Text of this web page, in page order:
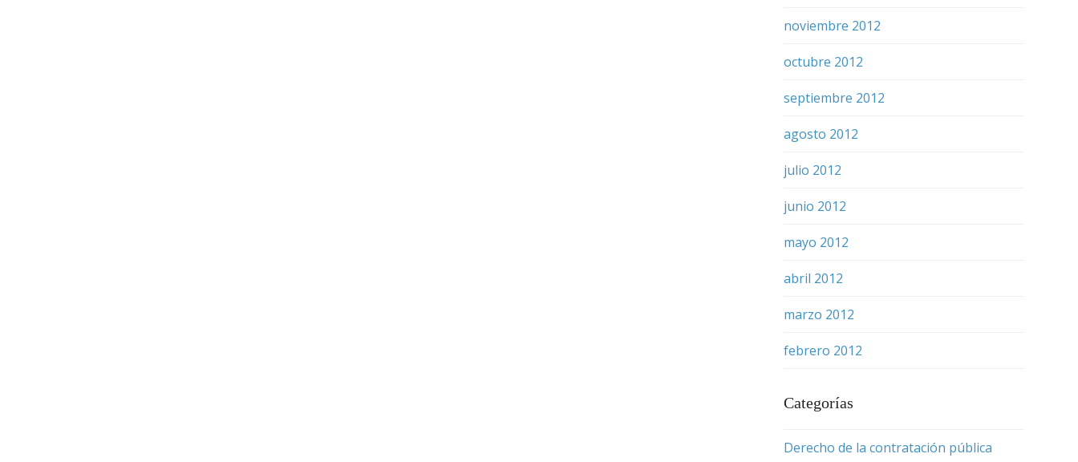
noviembre 2012
octubre 2012
septiembre 2012
agosto 2012
julio 2012
junio 2012
mayo 2012
abril 2012
marzo 2012
febrero 2012
Categorías
Derecho de la contratación pública